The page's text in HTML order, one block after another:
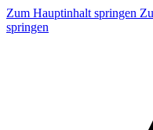
Zum Hauptinhalt springen
springen